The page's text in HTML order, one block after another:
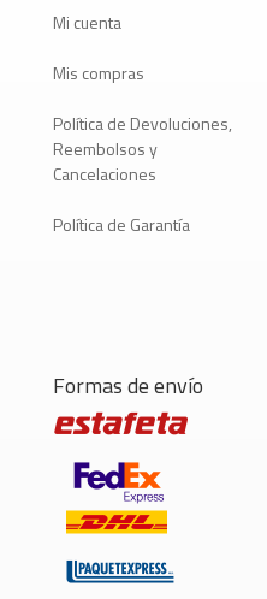
Mi cuenta
Mis compras
Política de Devoluciones,
Reembolsos y
Cancelaciones
Política de Garantía
Formas de envío